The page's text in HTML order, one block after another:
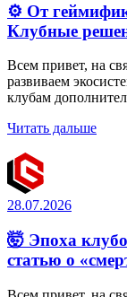
⚙️ От
Клубные
Всем привет, на
развиваем
клубам
Читать дальше
28.07.2026
🤯 Эпоха
статью о